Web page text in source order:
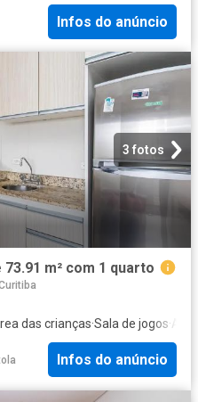
Infos do anúncio
3 fotos
m² com 1 quarto
das crianças·Sala de jogos·
Infos do anúncio